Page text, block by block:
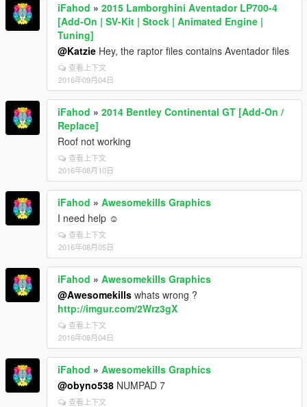
iFahod » 2015 Lamborghini Aventador LP700-4
[Add-On | SV-Kit | Stock | Animated Engine |
Tuning]
@Katzie Hey, the raptor files contains Aventador files
查看上下文
2016年09月04日
iFahod » 2014 Bentley Continental GT [Add-On /
Replace]
Roof not working
查看上下文
2016年08月10日
iFahod » Awesomekills Graphics
I need help ☺
查看上下文
2016年08月05日
iFahod » Awesomekills Graphics
@Awesomekills whats wrong ?
http://imgur.com/2Wrz3gX
查看上下文
2016年08月04日
iFahod » Awesomekills Graphics
@obyno538 NUMPAD 7
查看上下文